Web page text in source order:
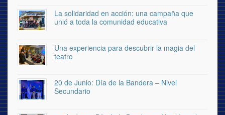
La solidaridad en acción: una campaña que
unió a toda la comunidad educativa
Una experiencia para descubrir la magia del
teatro
20 de Junio: Día de la Bandera – Nivel
Secundario